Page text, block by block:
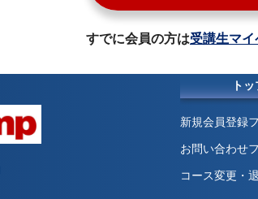
すでに会員の方は受講生マイ
ト
新規会員登録
お問い合わせ
コース変更・